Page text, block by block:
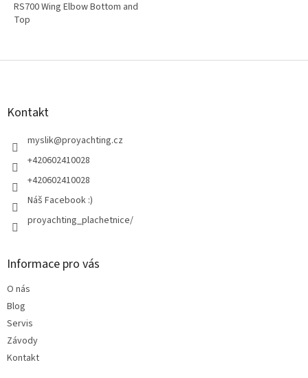
RS700 Wing Elbow Bottom and
Top
Z
Kontakt
myslik@proyachting.cz
+420602410028
+420602410028
Náš Facebook :)
proyachting_plachetnice/
Informace pro vás
O nás
Blog
Servis
Závody
Kontakt